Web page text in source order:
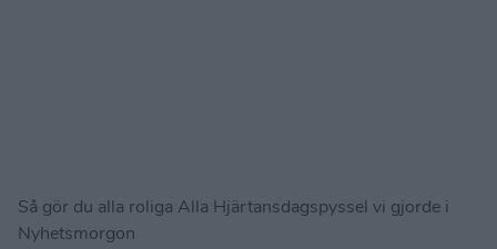
Så gör du alla roliga Alla Hjärtansdagspyssel vi gjorde i
Nyhetsmorgon